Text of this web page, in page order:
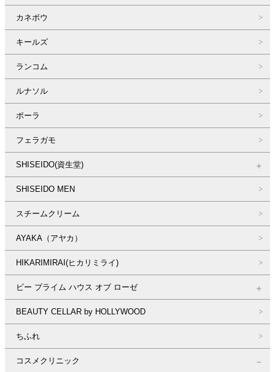
カネボウ
キールズ
ランコム
ルナソル
ポーラ
フェラガモ
SHISEIDO(資生堂)
SHISEIDO MEN
スチームクリーム
AYAKA（アヤカ）
HIKARIMIRAI(ヒカリミライ)
ビー プライム ハウス オブ ローゼ
BEAUTY CELLAR by HOLLYWOOD
ちふれ
コスメクリニック